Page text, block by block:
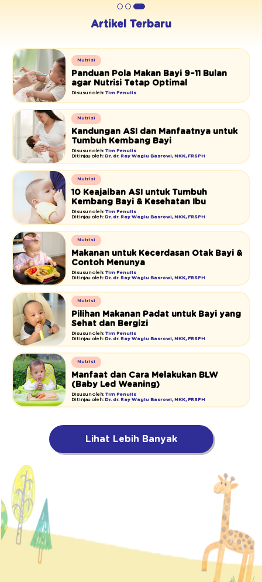
Artikel Terbaru
Nutrisi
Panduan Pola Makan Bayi 9–11 Bulan
agar Nutrisi Tetap Optimal
Disusun oleh: Tim Penulis
Nutrisi
Kandungan ASI dan Manfaatnya untuk
Tumbuh Kembang Bayi
Disusun oleh: Tim Penulis
Ditinjau oleh: Dr. dr. Ray Wagiu Basrowi, MKK, FRSPH
Nutrisi
10 Keajaiban ASI untuk Tumbuh
Kembang Bayi & Kesehatan Ibu
Disusun oleh: Tim Penulis
Ditinjau oleh: Dr. dr. Ray Wagiu Basrowi, MKK, FRSPH
Nutrisi
Makanan untuk Kecerdasan Otak Bayi &
Contoh Menunya
Disusun oleh: Tim Penulis
Ditinjau oleh: Dr. dr. Ray Wagiu Basrowi, MKK, FRSPH
Nutrisi
Pilihan Makanan Padat untuk Bayi yang
Sehat dan Bergizi
Disusun oleh: Tim Penulis
Ditinjau oleh: Dr. dr. Ray Wagiu Basrowi, MKK, FRSPH
Nutrisi
Manfaat dan Cara Melakukan BLW
(Baby Led Weaning)
Disusun oleh: Tim Penulis
Ditinjau oleh: Dr. dr. Ray Wagiu Basrowi, MKK, FRSPH
Lihat Lebih Banyak